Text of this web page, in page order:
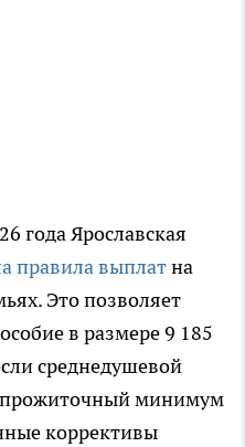
года Ярославская
правила выплатна
Это позволяет
в размере 9 185
среднедушевой
прожиточный минимум
коррективы